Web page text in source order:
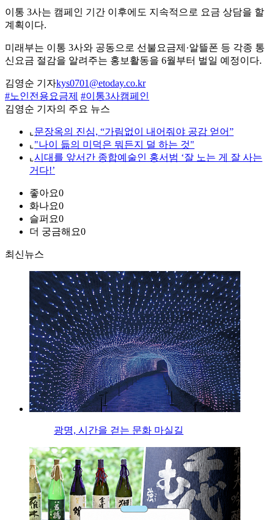
이통 3사는 캠페인 기간 이후에도 지속적으로 요금 상담을 할
계획이다.
미래부는 이통 3사와 공동으로 선불요금제·알뜰폰 등 각종 통
신요금 절감을 알려주는 홍보활동을 6월부터 벌일 예정이다.
김영순 기자kys0701@etoday.co.kr
#노인전용요금제 #이통3사캠페인
김영순 기자의 주요 뉴스
⌞ 문장옥의 진심, “가림없이 내어줘야 공감 얻어”
⌞ "나이 듦의 미덕은 뭐든지 덜 하는 것"
⌞ 시대를 앞서간 종합예술인 홍서범 ‘잘 노는 게 잘 사는
거다!’
좋아요0
화나요0
슬퍼요0
더 궁금해요0
최신뉴스
광명, 시간을 걷는 문화 마실길